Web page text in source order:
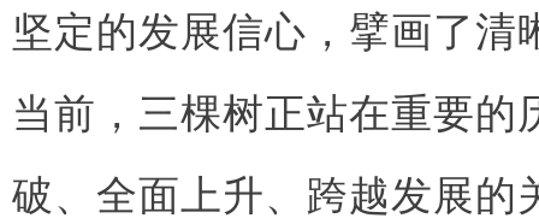
坚定的发展信心，擘画了
当前，三棵树正站在重要
破、全面上升、跨越发展